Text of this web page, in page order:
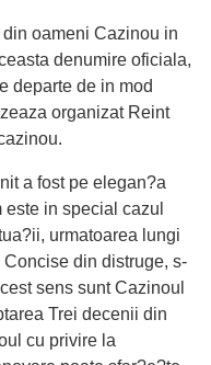
oameni Cazinou in
denumire oficiala,
departe de in mod
organizat Reint
a fost pe elegan?a
in special cazul
urmatoarea lungi
din distruge, s-
sens sunt Cazinoul
Trei decenii din
cu privire la